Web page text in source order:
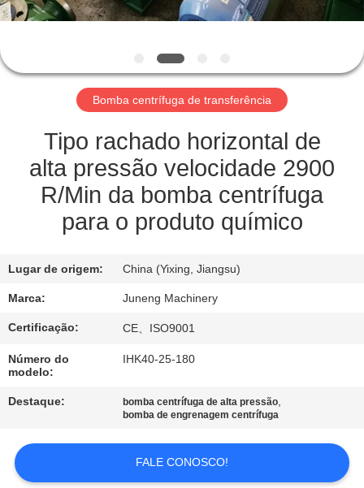
FÁBRICA
CONTROLE
DE
QUALIDADE
CONTACTE-
NOS
NOTÍCIAS
CASOS
COMPANY
NEWS
DO
SITE
Bomba centrífuga de transferência
Tipo rachado horizontal de
alta pressão velocidade 2900
R/Min da bomba centrífuga
para o produto químico
Lugar de origem: China (Yixing, Jiangsu)
Marca: Juneng Machinery
Certificação: CE、ISO9001
Número do
modelo:
IHK40-25-180
Destaque: bomba centrífuga de alta pressão,
bomba de engrenagem centrífuga
FALE CONOSCO!